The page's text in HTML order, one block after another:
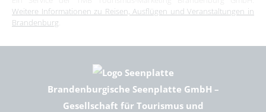
Weitere Informationen zu Reisen, Ausflügen und Veranstaltungen in
Brandenburg
Brandenburgische Seenplatte GmbH –
Gesellschaft für Tourismus und